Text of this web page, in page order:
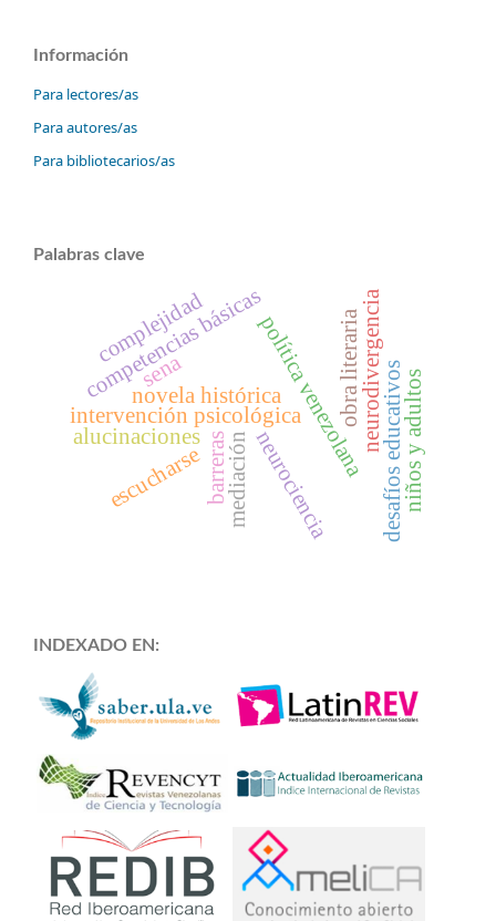
Información
Para lectores/as
Para autores/as
Para bibliotecarios/as
Palabras clave
intervención psicológicapolítica venezolananeurodivergencia
competencias básicas
neurociencia
mediación
novela histórica obra literaria
complejidad
desafíos educativos
sena niños y adultos
alucinaciones barreras
escucharse
INDEXADO EN: